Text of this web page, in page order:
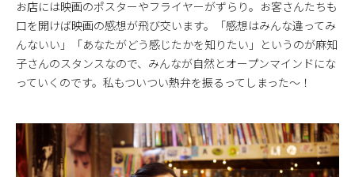
お店には映画のポスターやフライヤーがずらり。お客さんたちも
口を開けば映画の感想が飛び交います。「感想はみんな違ってみ
んないい」「あなたがどう感じたかを知りたい」というのが麻知
子さんのスタンスなので、みんなが自然とオープンマインドにな
っていくのです。私もついつい熱弁を振るってしまった〜！